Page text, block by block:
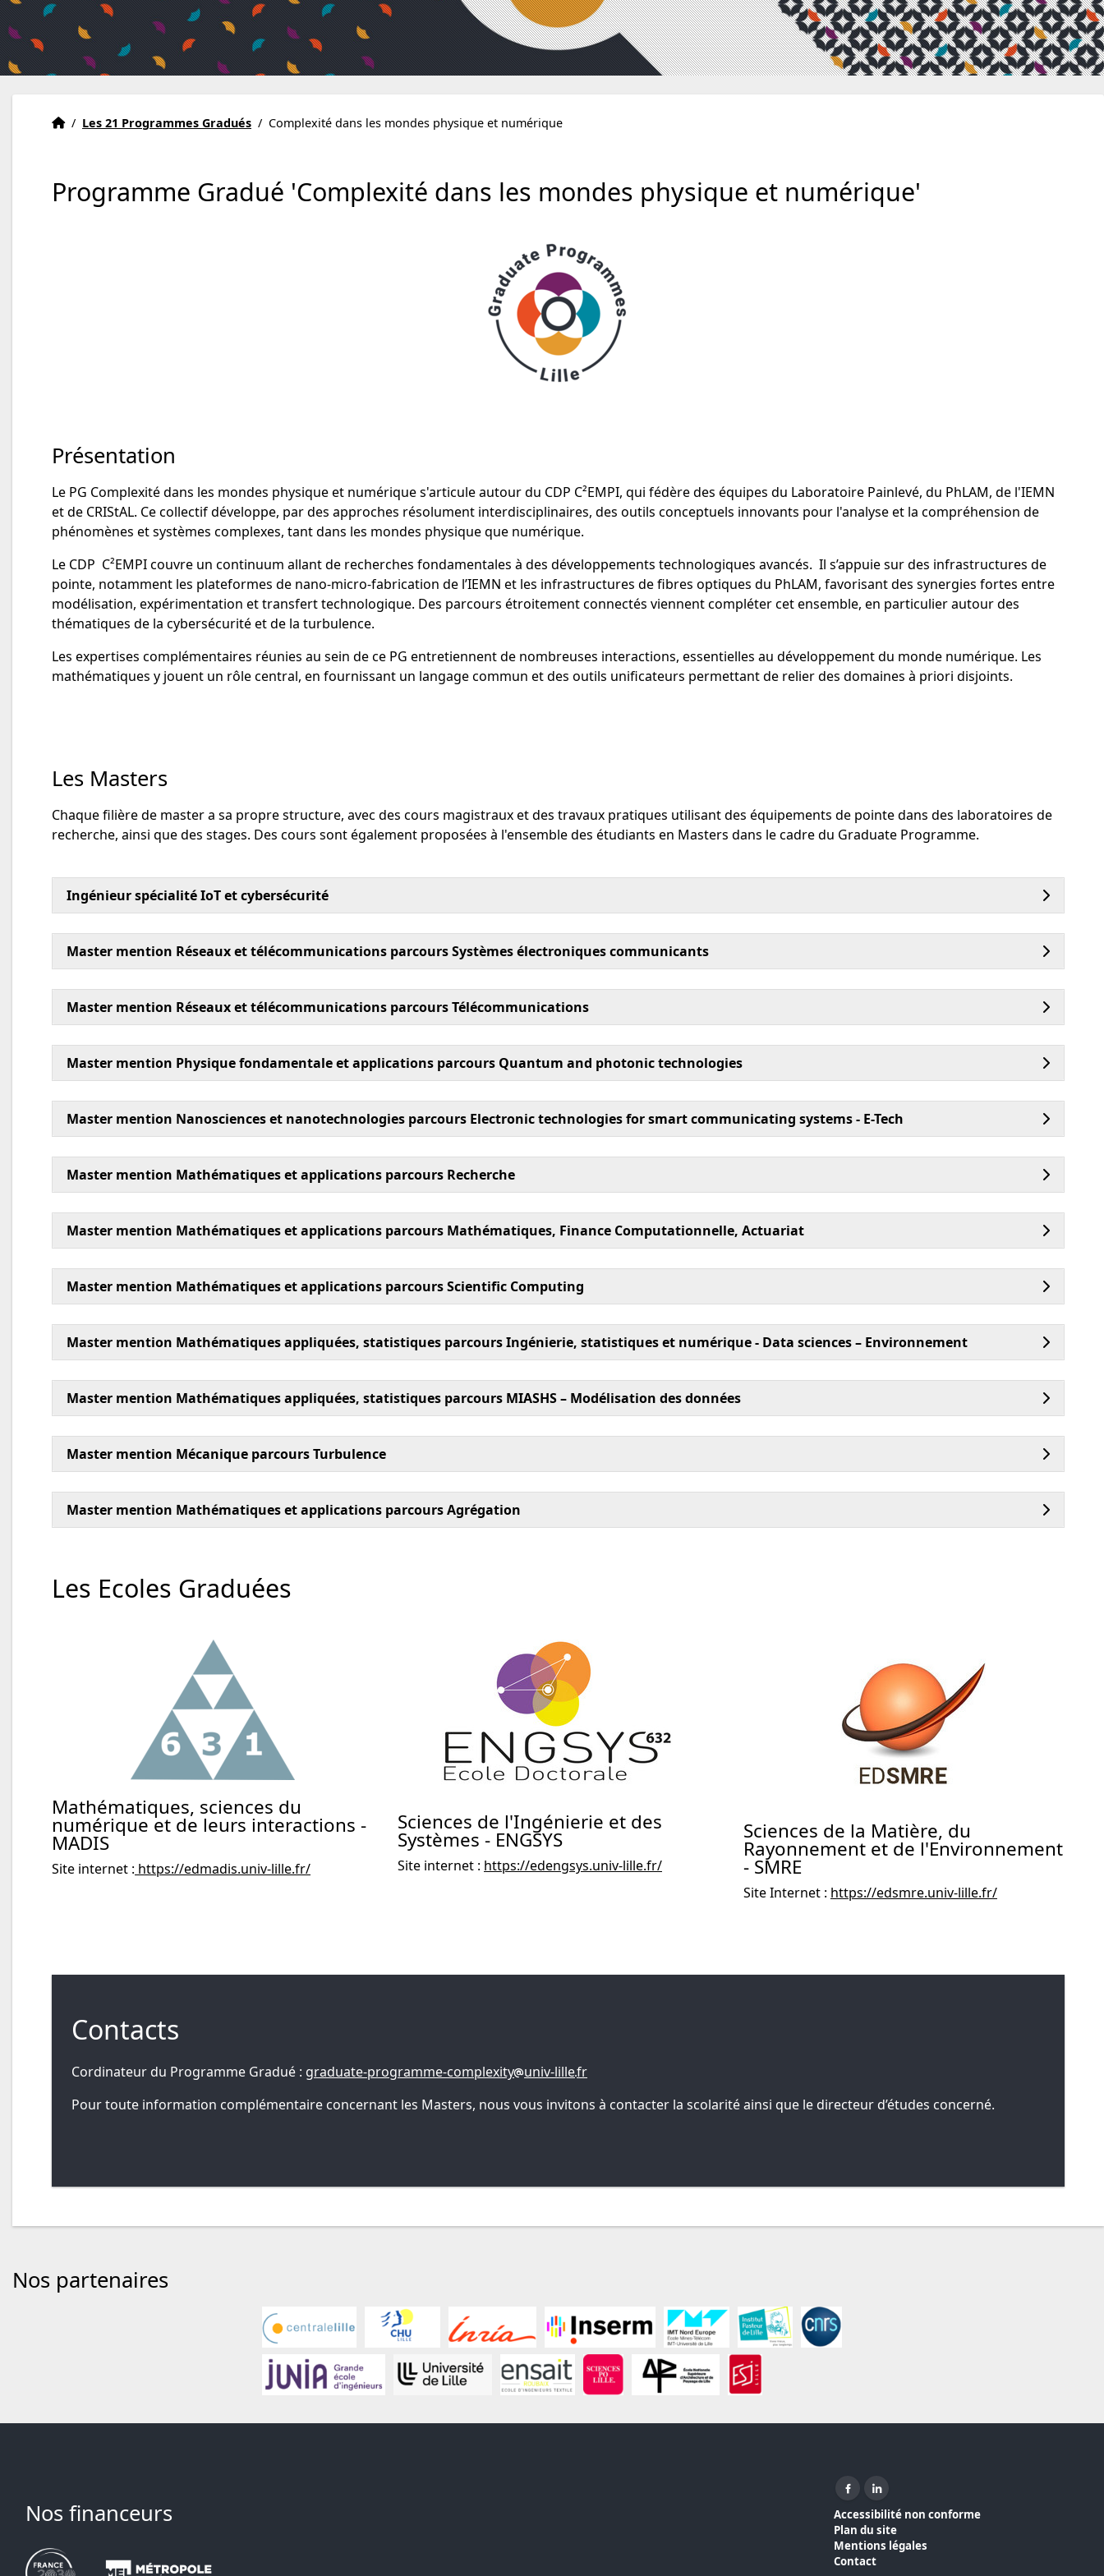
Accueil
Accueil
/ Les 21 Programmes Gradués / Complexité dans les mondes physique et numérique
Programme Gradué 'Complexité dans les mondes physique et numérique'
Présentation
Le PG Complexité dans les mondes physique et numérique s'articule autour du CDP C²EMPI, qui fédère des équipes du Laboratoire Painlevé, du PhLAM, de l'IEMN
et de CRIStAL. Ce collectif développe, par des approches résolument interdisciplinaires, des outils conceptuels innovants pour l'analyse et la compréhension de
phénomènes et systèmes complexes, tant dans les mondes physique que numérique.
Le CDP C²EMPI couvre un continuum allant de recherches fondamentales à des développements technologiques avancés. Il s’appuie sur des infrastructures de
pointe, notamment les plateformes de nano-micro-fabrication de l’IEMN et les infrastructures de fibres optiques du PhLAM, favorisant des synergies fortes entre
modélisation, expérimentation et transfert technologique. Des parcours étroitement connectés viennent compléter cet ensemble, en particulier autour des
thématiques de la cybersécurité et de la turbulence.
Les expertises complémentaires réunies au sein de ce PG entretiennent de nombreuses interactions, essentielles au développement du monde numérique. Les
mathématiques y jouent un rôle central, en fournissant un langage commun et des outils unificateurs permettant de relier des domaines à priori disjoints.
Les Masters
Chaque filière de master a sa propre structure, avec des cours magistraux et des travaux pratiques utilisant des équipements de pointe dans des laboratoires de
recherche, ainsi que des stages. Des cours sont également proposées à l'ensemble des étudiants en Masters dans le cadre du Graduate Programme.
Ingénieur spécialité IoT et cybersécurité
Master mention Réseaux et télécommunications parcours Systèmes électroniques communicants
Master mention Réseaux et télécommunications parcours Télécommunications
Master mention Physique fondamentale et applications parcours Quantum and photonic technologies
Master mention Nanosciences et nanotechnologies parcours Electronic technologies for smart communicating systems - E-Tech
Master mention Mathématiques et applications parcours Recherche
Master mention Mathématiques et applications parcours Mathématiques, Finance Computationnelle, Actuariat
Master mention Mathématiques et applications parcours Scientific Computing
Master mention Mathématiques appliquées, statistiques parcours Ingénierie, statistiques et numérique - Data sciences – Environnement
Master mention Mathématiques appliquées, statistiques parcours MIASHS – Modélisation des données
Master mention Mécanique parcours Turbulence
Master mention Mathématiques et applications parcours Agrégation
Les Ecoles Graduées
Mathématiques, sciences du
numérique et de leurs interactions -
MADIS
Site internet : https://edmadis.univ-lille.fr/
Sciences de l'Ingénierie et des
Systèmes - ENGSYS
Site internet : https://edengsys.univ-lille.fr/
Sciences de la Matière, du
Rayonnement et de l'Environnement
- SMRE
Site Internet : https://edsmre.univ-lille.fr/
Contacts
Cordinateur du Programme Gradué : graduate-programme-complexity univ-lillefr
Pour toute information complémentaire concernant les Masters, nous vous invitons à contacter la scolarité ainsi que le directeur d’études concerné.
Nos partenaires
Nos financeurs
Facebook ( nouvelle fenêtre)
Linkedin ( nouvelle fenêtre)
Accessibilité non conforme
Plan du site
Mentions légales
Contact